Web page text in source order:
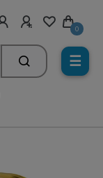
0
☰